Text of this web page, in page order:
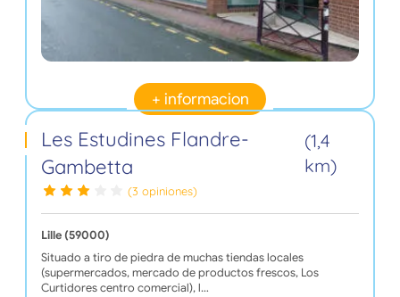
+ informacion
Les Estudines Flandre-
Gambetta
(1,4
km)
(3 opiniones)
Lille (59000)
Situado a tiro de piedra de muchas tiendas locales
(supermercados, mercado de productos frescos, Los
Curtidores centro comercial), l…